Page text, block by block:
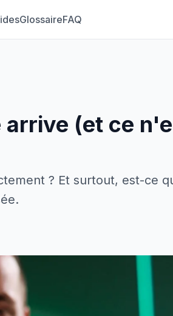
GlossaireFAQ
arrive (et ce
? Et surtout, est-ce